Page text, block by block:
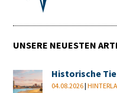
UNSERE NEUESTEN
Historische
04.08.2026 |